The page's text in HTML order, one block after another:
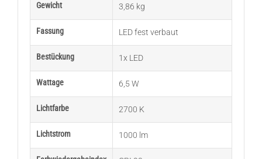
Gewicht 3,86 kg
Fassung LED fest verbaut
Bestückung 1x LED
Wattage 6,5 W
Lichtfarbe 2700 K
Lichtstrom 1000 lm